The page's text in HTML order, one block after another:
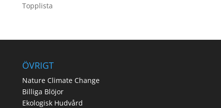
Topplista
ÖVRIGT
Nature Climate Change
Billiga Blöjor
Ekologisk Hudvård